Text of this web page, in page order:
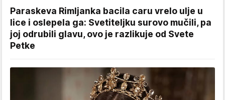
Paraskeva Rimljanka bacila caru vrelo ulje u
lice i oslepela ga: Svetiteljku surovo mučili, pa
joj odrubili glavu, ovo je razlikuje od Svete
Petke